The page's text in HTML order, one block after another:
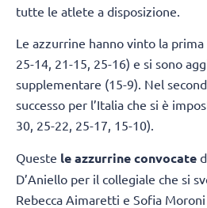
tutte le atlete a disposizione.
Le azzurrine hanno vinto la
25-14, 21-15, 25-16) e si sono
supplementare (15-9). Nel
successo per l’Italia che si è
30, 25-22, 25-17, 15-10).
Queste le azzurrine convocate
D’Aniello per il collegiale che si
Rebecca Aimaretti e Sofia